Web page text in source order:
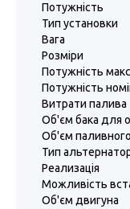
Потужність
Тип установки
Вага
Розміри
Потужність
Потужність
Витрати палива
Об'єм бака для
Об'єм
Тип
Реализація
Можливість
Об'єм двигуна